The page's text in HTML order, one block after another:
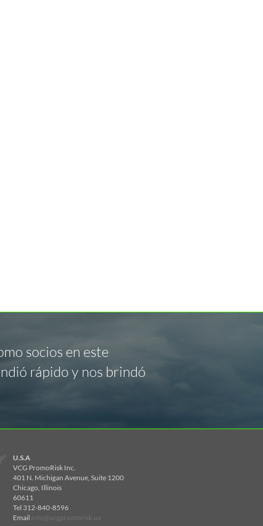
socios en este
rápido y nos brindó
U.S.A
VCG PromoRisk Inc.
401 N. Michigan Avenue, Suite 1200
Chicago, Illinois
60611
Tel 312-840-8596
Email info@vcgpromorisk.us